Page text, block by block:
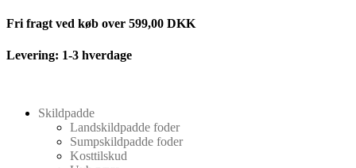
Videre
indhold
Fri fragt ved køb over 599,00 DKK
Levering: 1-3 hverdage
Skildpadde
Landskildpadde foder
Sumpskildpadde foder
Kosttilskud